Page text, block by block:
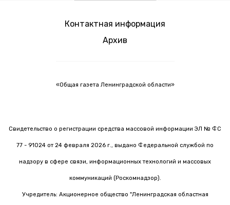
Контактная информация
Архив
«Общая газета Ленинградской области»
Свидетельство о регистрации средства массовой информации ЭЛ № ФС
77 - 91024 от 24 февраля 2026 г., выдано Федеральной службой по
надзору в сфере связи, информационных технологий и массовых
коммуникаций (Роскомнадзор).
Учредитель: Акционерное общество "Ленинградская областная